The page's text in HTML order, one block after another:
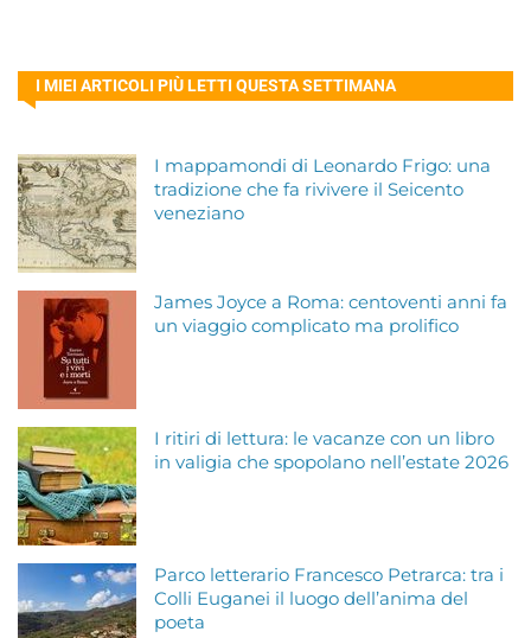
I MIEI ARTICOLI PIÙ LETTI QUESTA SETTIMANA
I mappamondi di Leonardo Frigo: una
tradizione che fa rivivere il Seicento
veneziano
James Joyce a Roma: centoventi anni fa
un viaggio complicato ma prolifico
I ritiri di lettura: le vacanze con un libro
in valigia che spopolano nell’estate 2026
Parco letterario Francesco Petrarca: tra i
Colli Euganei il luogo dell’anima del
poeta